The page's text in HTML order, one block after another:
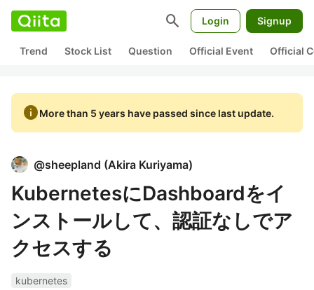
search Login Signup
Trend Stock List Question Official Event Official
infoMore than 5 years have passed since last update.
@sheepland (Akira Kuriyama)
KubernetesにDashboardをイ
ンストールして、認証なしでア
クセスする
kubernetes